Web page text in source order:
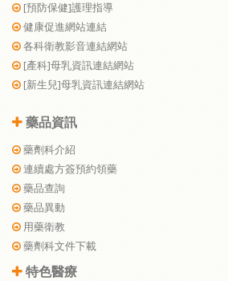
[預防保健]護理指導
健康促進網站連結
各科衛教影音連結網站
[產科]母乳資訊連結網站
[新生兒]母乳資訊連結網站
藥品資訊
藥劑科介紹
連續處方簽預約領藥
藥品查詢
藥品異動
用藥衛教
藥劑科文件下載
特色醫療